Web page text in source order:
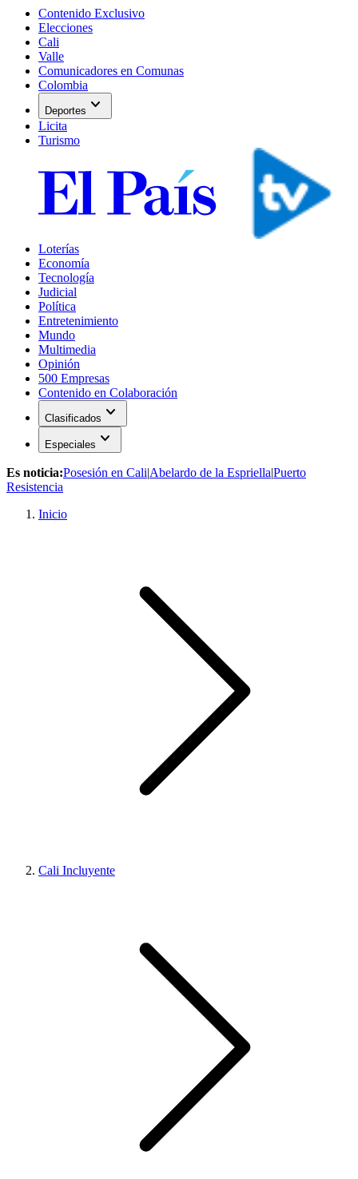
Contenido Exclusivo
Elecciones
Cali
Valle
Comunicadores en Comunas
Colombia
Deportes expand_more
Licita
Turismo
Loterías
Economía
Tecnología
Judicial
Política
Entretenimiento
Mundo
Multimedia
Opinión
500 Empresas
Contenido en Colaboración
Clasificados expand_more
Especiales expand_more
Es noticia:Posesión en Cali|Abelardo de la Espriella|Puerto
Resistencia
Inicio
Cali Incluyente